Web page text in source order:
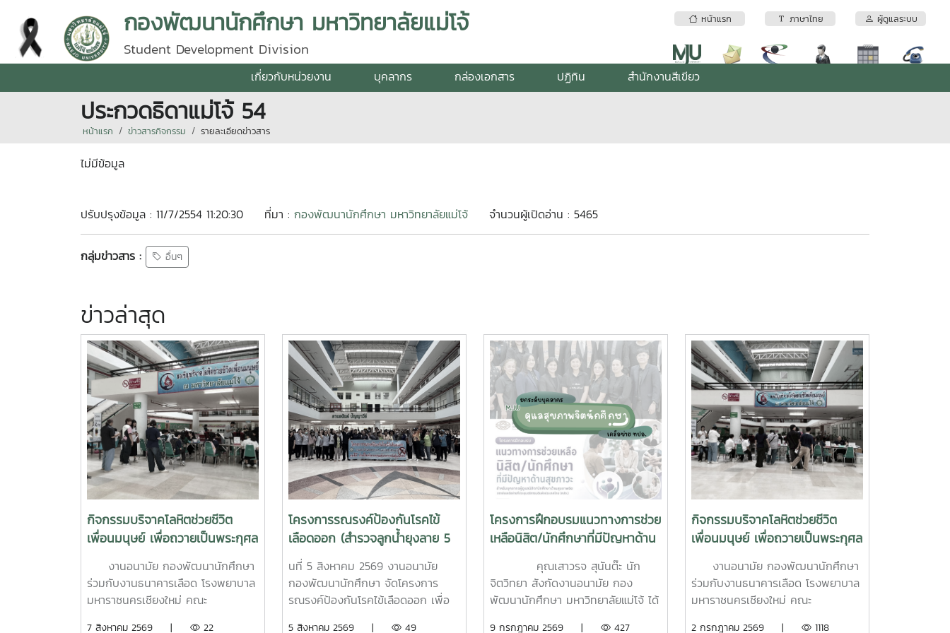
หน้าแรก ภาษาไทย ผู้ดูแลระบบ
กองพัฒนานักศึกษา มหาวิทยาลัยแม่โจ้
Student Development Division
เกี่ยวกับหน่วยงาน บุคลากร กล่องเอกสาร ปฏิทิน สำนักงานสีเขียว
ประกวดธิดาแม่โจ้ 54
หน้าแรก ข่าวสารกิจกรรม รายละเอียดข่าวสาร
ไม่มีข้อมูล
ปรับปรุงข้อมูล : 11/7/2554 11:20:30 ที่มา : กองพัฒนานักศึกษา มหาวิทยาลัยแม่โจ้ จำนวนผู้เปิดอ่าน : 5465
กลุ่มข่าวสาร : อื่นๆ
ข่าวล่าสุด
กิจกรรมบริจาคโลหิตช่วยชีวิต
เพื่อนมนุษย์ เพื่อถวายเป็นพระกุศล
แด่ สมเด็จพระเจ้าลูกเธอ เจ้าฟ้า
พัชรกิติยาภา นเรนทิราเทพยวดี
กรมหลวงราช สาริณีสิริพัชร มหา
งานอนามัย กองพัฒนานักศึกษา
ร่วมกับงานธนาคารเลือด โรงพยาบาล
มหาราชนครเชียงใหม่ คณะ
7 สิงหาคม 2569 | 22
โครงการรณรงค์ป้องกันโรคไข้
เลือดออก (สำรวจลูกน้ำยุงลาย 5
สค.69)
นที่ 5 สิงหาคม 2569 งานอนามัย
กองพัฒนานักศึกษา จัดโครงการ
รณรงค์ป้องกันโรคไข้เลือดออก เพื่อ
5 สิงหาคม 2569 | 49
โครงการฝึกอบรมแนวทางการช่วย
เหลือนิสิต/นักศึกษาที่มีปัญหาด้าน
สุขภาวะ สำหรับบุคลากรผู้ปฏิบัติ
งานด้านสุขภาพจิต
คุณเสาวรจ สุนันต๊ะ นัก
จิตวิทยา สังกัดงานอนามัย กอง
พัฒนานักศึกษา มหาวิทยาลัยแม่โจ้ ได้
9 กรกฎาคม 2569 | 427
กิจกรรมบริจาคโลหิตช่วยชีวิต
เพื่อนมนุษย์ เพื่อถวายเป็นพระกุศล
แด่ สมเด็จพระเจ้าลูกเธอ เจ้าฟ้า
พัชรกิติยาภา นเรนทิราเทพยวดี
กรมหลวงราช สาริณีสิริพัชร มหา
งานอนามัย กองพัฒนานักศึกษา
ร่วมกับงานธนาคารเลือด โรงพยาบาล
มหาราชนครเชียงใหม่ คณะ
2 กรกฎาคม 2569 | 1118